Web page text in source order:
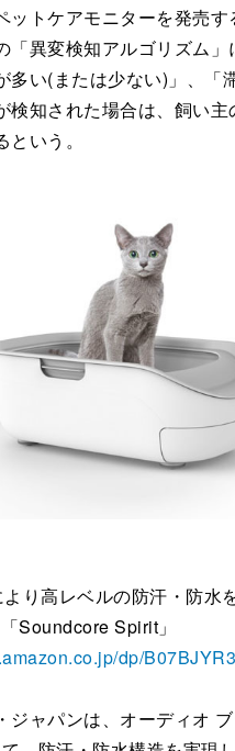
ットケアモニターを発売
「異変検知アルゴリズム
多い(または少ない)」、「
検知された場合は、飼い主
いう。
り高レベルの防汗・防水
Soundcore Spirit」
dp/
ジャパンは、オーディオ